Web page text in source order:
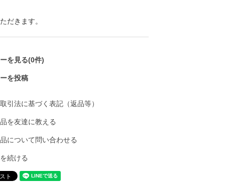
だきます。
を見る(0件)
を投稿
引法に基づく表記（返品等）
を友達に教える
について問い合わせる
続ける